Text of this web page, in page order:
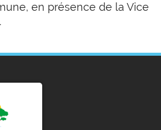
en présence de la Vice